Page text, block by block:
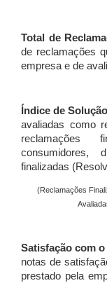
Total de
de reclamações
empresa e de
Índice de Solução
avaliadas como
reclamações
consumidores,
finalizadas
(Reclamações
Satisfação com
notas de
prestado pela